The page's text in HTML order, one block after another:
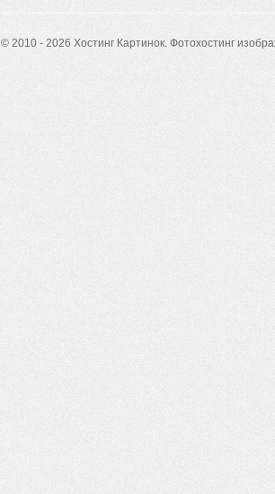
© 2010 - 2026 Хостинг Картинок. Фотохостинг